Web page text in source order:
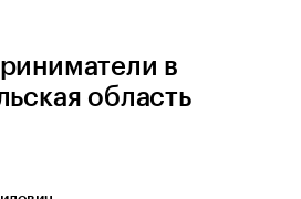
в
область